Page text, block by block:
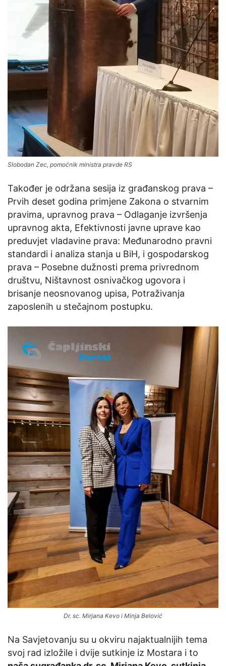
Slobodan Zec, pomoćnik ministra pravde RS
Također je održana sesija iz građanskog prava –
Prvih deset godina primjene Zakona o stvarnim
pravima, upravnog prava – Odlaganje izvršenja
upravnog akta, Efektivnosti javne uprave kao
preduvjet vladavine prava: Međunarodno pravni
standardi i analiza stanja u BiH, i gospodarskog
prava – Posebne dužnosti prema privrednom
društvu, Ništavnost osnivačkog ugovora i
brisanje neosnovanog upisa, Potraživanja
zaposlenih u stečajnom postupku.
Dr. sc. Mirjana Kevo i Minja Belović
Na Savjetovanju su u okviru najaktualnijih tema
svoj rad izložile i dvije sutkinje iz Mostara i to